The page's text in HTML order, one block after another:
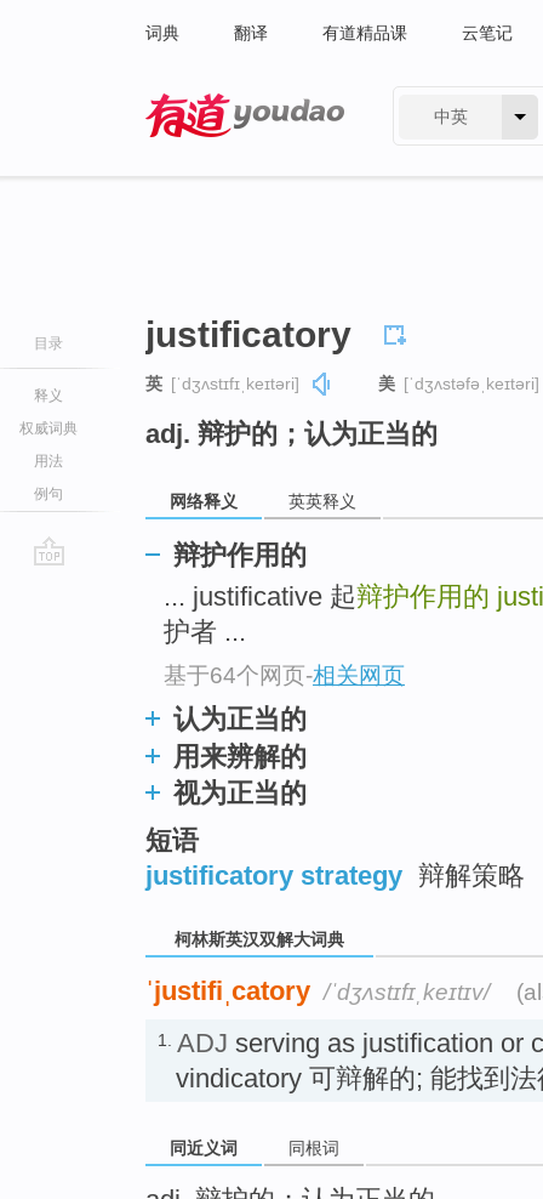
词典 翻译 有道精品课 云笔记
中英
目录
释义
权威词典
用法
例句
justificatory
英 [ˈdʒʌstɪfɪˌkeɪtəri] 美 [ˈdʒʌstəfəˌkeɪtəri]
adj. 辩护的；认为正当的
网络释义 英英释义
辩护作用的
... justificative 起辩护作用的
护者 ...
基于64个网页-相关网页
认为正当的
用来辨解的
视为正当的
短语
justificatory strategy 辩解策略
柯林斯英汉双解大词典
ˈjustifiˌcatory /ˈdʒʌstɪfɪˌkeɪtɪv/
1. ADJ serving as justification or
vindicatory 可辩解的; 能找到
同近义词 同根词